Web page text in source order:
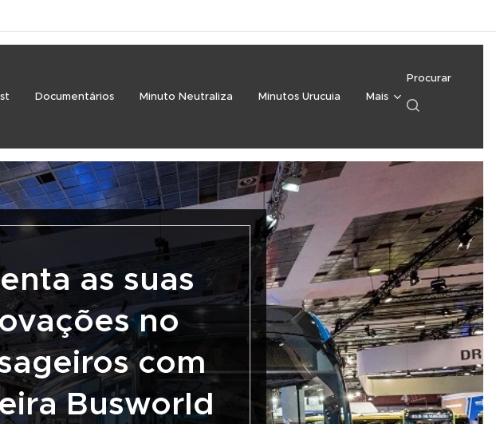
Documentários Minuto Neutraliza Minutos Urucuia Mais
Procurar
as suas
no
com
Busworld